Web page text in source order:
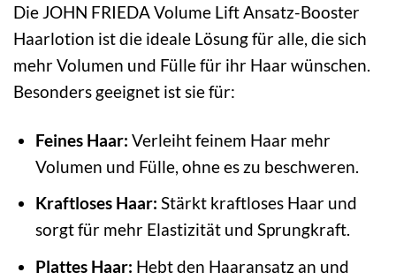
Die JOHN FRIEDA Volume Lift Ansatz-Booster
Haarlotion ist die ideale Lösung für alle, die sich
mehr Volumen und Fülle für ihr Haar wünschen.
Besonders geeignet ist sie für:
Feines Haar: Verleiht feinem Haar mehr
Volumen und Fülle, ohne es zu beschweren.
Kraftloses Haar: Stärkt kraftloses Haar und
sorgt für mehr Elastizität und Sprungkraft.
Plattes Haar: Hebt den Haaransatz an und